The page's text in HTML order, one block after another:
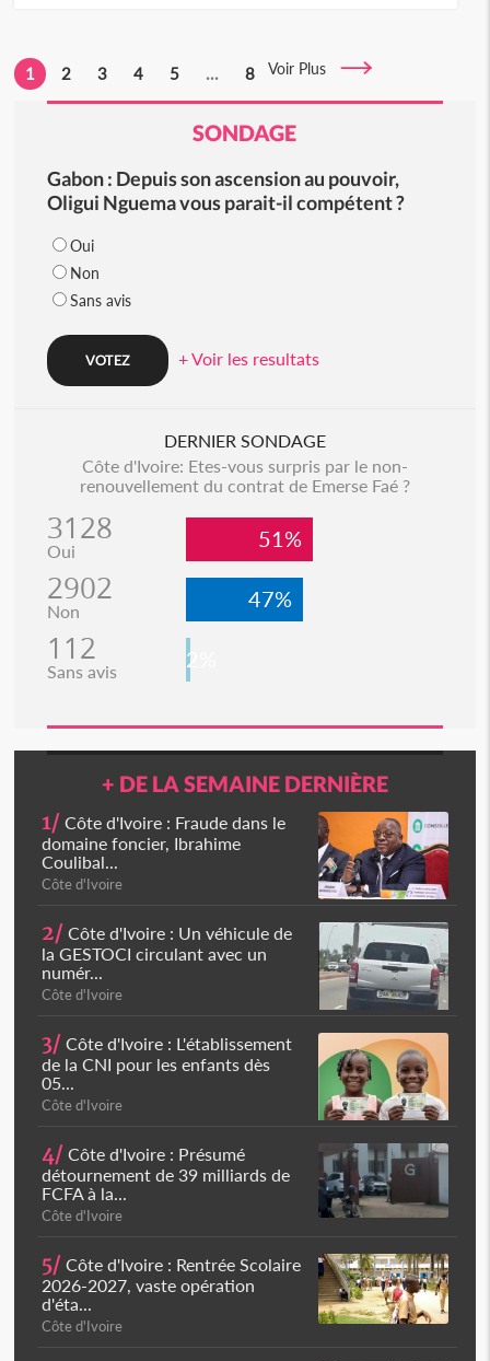
1 2 3 4 5 ... 8 Voir Plus
SONDAGE
Gabon : Depuis son ascension au pouvoir,
Oligui Nguema vous parait-il compétent ?
Oui
Non
Sans avis
+ Voir les resultats
DERNIER SONDAGE
Côte d'Ivoire: Etes-vous surpris par le non-
renouvellement du contrat de Emerse Faé ?
3128
Oui 51%
2902
Non 47%
112
Sans avis 2%
+ DE LA SEMAINE DERNIÈRE
1/ Côte d'Ivoire : Fraude dans le
domaine foncier, Ibrahime
Coulibal...
Côte d'Ivoire
2/ Côte d'Ivoire : Un véhicule de
la GESTOCI circulant avec un
numér...
Côte d'Ivoire
3/ Côte d'Ivoire : L'établissement
de la CNI pour les enfants dès
05...
Côte d'Ivoire
4/ Côte d'Ivoire : Présumé
détournement de 39 milliards de
FCFA à la...
Côte d'Ivoire
5/ Côte d'Ivoire : Rentrée Scolaire
2026-2027, vaste opération
d'éta...
Côte d'Ivoire